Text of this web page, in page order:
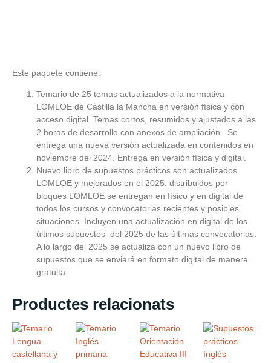
Este paquete contiene:
Temario de 25 temas actualizados a la normativa
LOMLOE de Castilla la Mancha en versión física y con
acceso digital. Temas cortos, resumidos y ajustados a las
2 horas de desarrollo con anexos de ampliación. Se
entrega una nueva versión actualizada en contenidos en
noviembre del 2024. Entrega en versión física y digital.
Nuevo libro de supuestos prácticos son actualizados
LOMLOE y mejorados en el 2025. distribuidos por
bloques LOMLOE se entregan en físico y en digital de
todos los cursos y convocatorias recientes y posibles
situaciones. Incluyen una actualización en digital de los
últimos supuestos del 2025 de las últimas convocatorias.
A lo largo del 2025 se actualiza con un nuevo libro de
supuestos que se enviará en formato digital de manera
gratuita.
Productes relacionats